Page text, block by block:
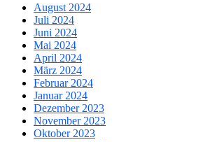
August 2024
Juli 2024
Juni 2024
Mai 2024
April 2024
März 2024
Februar 2024
Januar 2024
Dezember 2023
November 2023
Oktober 2023